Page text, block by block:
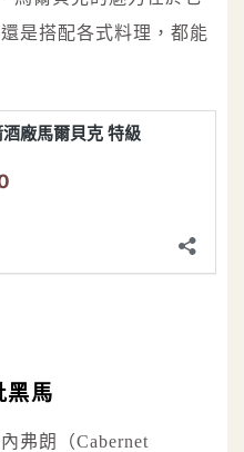
是搭配各式料理，都能
黑馬
弗朗（Cabernet